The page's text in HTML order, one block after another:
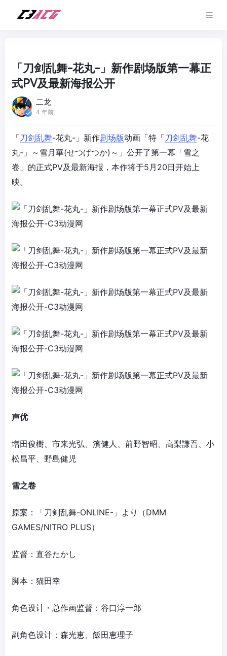
「刀剑乱舞-花丸-」新作剧场版第一幕正
式PV及最新海报公开
二龙
4 年前
「刀剑乱舞-花丸-」新作剧场版动画「特「刀剑乱舞-花
丸-」～雪月華(せつげつか)～」公开了第一幕「雪之
卷」的正式PV及最新海报，本作将于5月20日开始上
映。
声优
増田俊樹、市来光弘、濱健人、前野智昭、高梨謙吾、小
松昌平、野島健児
雪之卷
原案：「刀剣乱舞-ONLINE-」より（DMM
GAMES/NITRO PLUS）
监督：直谷たかし
脚本：猫田幸
角色设计・总作画监督：谷口淳一郎
副角色设计：森光恵、飯田恵理子